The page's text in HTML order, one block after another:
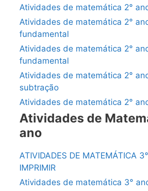
Atividades de matemática 2°
Atividades de matemática 2°
fundamental
Atividades de matemática 2°
fundamental
Atividades de matemática 2°
subtração
Atividades de matemática 2°
Atividades de
ano
ATIVIDADES DE MATEMÁTICA
IMPRIMIR
Atividades de matemática 3°